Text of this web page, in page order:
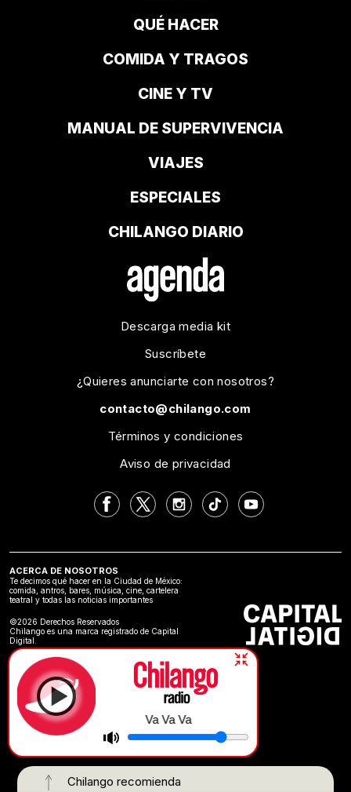
Va Va Va
Chilango recomienda
QUÉ HACER
COMIDA Y TRAGOS
CINE Y TV
MANUAL DE SUPERVIVENCIA
VIAJES
ESPECIALES
CHILANGO DIARIO
Descarga media kit
Suscríbete
¿Quieres anunciarte con nosotros?
contacto@chilango.com
Términos y condiciones
Aviso de privacidad
ACERCA DE NOSOTROS
Te decimos qué hacer en la Ciudad de México:
comida, antros, bares, música, cine, cartelera
teatral y todas las noticias importantes
©2026 Derechos Reservados
Chilango es una marca registrado de Capital
Digital.